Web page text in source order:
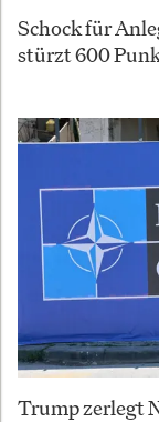
Schock für
stürzt 600
Trump zerlegt